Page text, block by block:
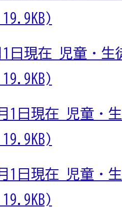
1日現在 児童・
1日現在 児童・
1日現在 児童・